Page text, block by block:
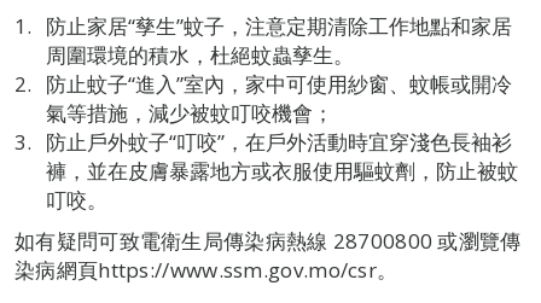
防止家居“孳生”蚊子，注意定期清除工作地點和家居
周圍環境的積水，杜絕蚊蟲孳生。
防止蚊子“進入”室內，家中可使用紗窗、蚊帳或開冷
氣等措施，減少被蚊叮咬機會；
防止戶外蚊子“叮咬”，在戶外活動時宜穿淺色長袖衫
褲，並在皮膚暴露地方或衣服使用驅蚊劑，防止被蚊
叮咬。
如有疑問可致電衛生局傳染病熱線 28700800 或瀏覽傳
染病網頁https://www.ssm.gov.mo/csr。